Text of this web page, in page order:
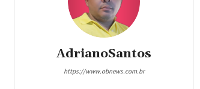
AdrianoSantos
https://www.obnews.com.br